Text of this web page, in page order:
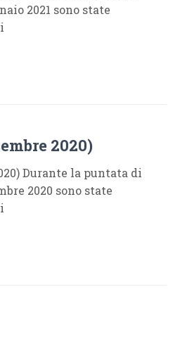
2021 sono state
2020)
Durante la puntata di
2020 sono state